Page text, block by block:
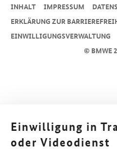
© BMWE
INHALT IMPRESSUM
ERKLÄRUNG ZUR
EINWILLIGUNGSVERWALTUNG
Einwilligung in
oder Videodienst